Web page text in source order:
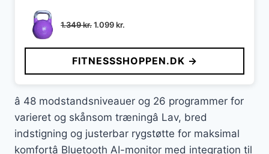
1.349kr.Den
pris
var:
1.349 kr..
1.099kr.
pris
er:
1.099 kr..
FITNESSSHOPPEN.DK →
â 48 modstandsniveauer og 26 programmer for
varieret og skånsom træningâ Lav, bred
indstigning og justerbar rygstøtte for maksimal
komfortâ Bluetooth AI-monitor med integration til